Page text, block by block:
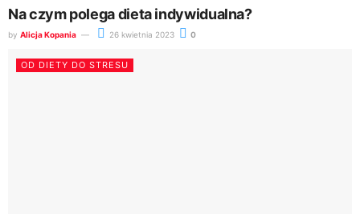
Na czym polega dieta indywidualna?
by Alicja Kopania 26 kwietnia 2023 0
OD DIETY DO STRESU